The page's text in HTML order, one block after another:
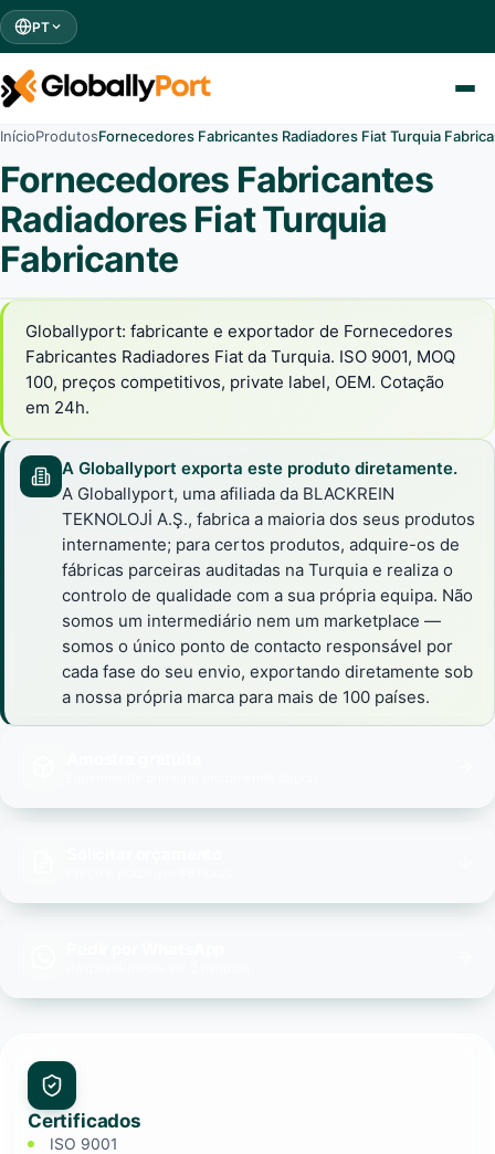
PT
InícioProdutosFornecedores Fabricantes Radiadores Fiat Turquia
Fornecedores Fabricantes
Radiadores Fiat Turquia
Fabricante
Globallyport: fabricante e exportador de Fornecedores
Fabricantes Radiadores Fiat da Turquia. ISO 9001, MOQ
100, preços competitivos, private label, OEM. Cotação
em 24h.
A Globallyport exporta este produto diretamente.
A Globallyport, uma afiliada da BLACKREIN
TEKNOLOJİ A.Ş., fabrica a maioria dos seus produtos
internamente; para certos produtos, adquire-os de
fábricas parceiras auditadas na Turquia e realiza o
controlo de qualidade com a sua própria equipa. Não
somos um intermediário nem um marketplace —
somos o único ponto de contacto responsável por
cada fase do seu envio, exportando diretamente sob
a nossa própria marca para mais de 100 países.
Certificados
ISO 9001